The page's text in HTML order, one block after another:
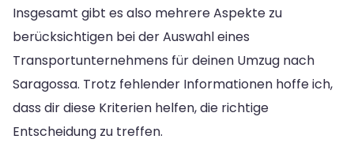
Insgesamt gibt es also mehrere Aspekte zu
berücksichtigen bei der Auswahl eines
Transportunternehmens für deinen Umzug nach
Saragossa. Trotz fehlender Informationen hoffe ich,
dass dir diese Kriterien helfen, die richtige
Entscheidung zu treffen.